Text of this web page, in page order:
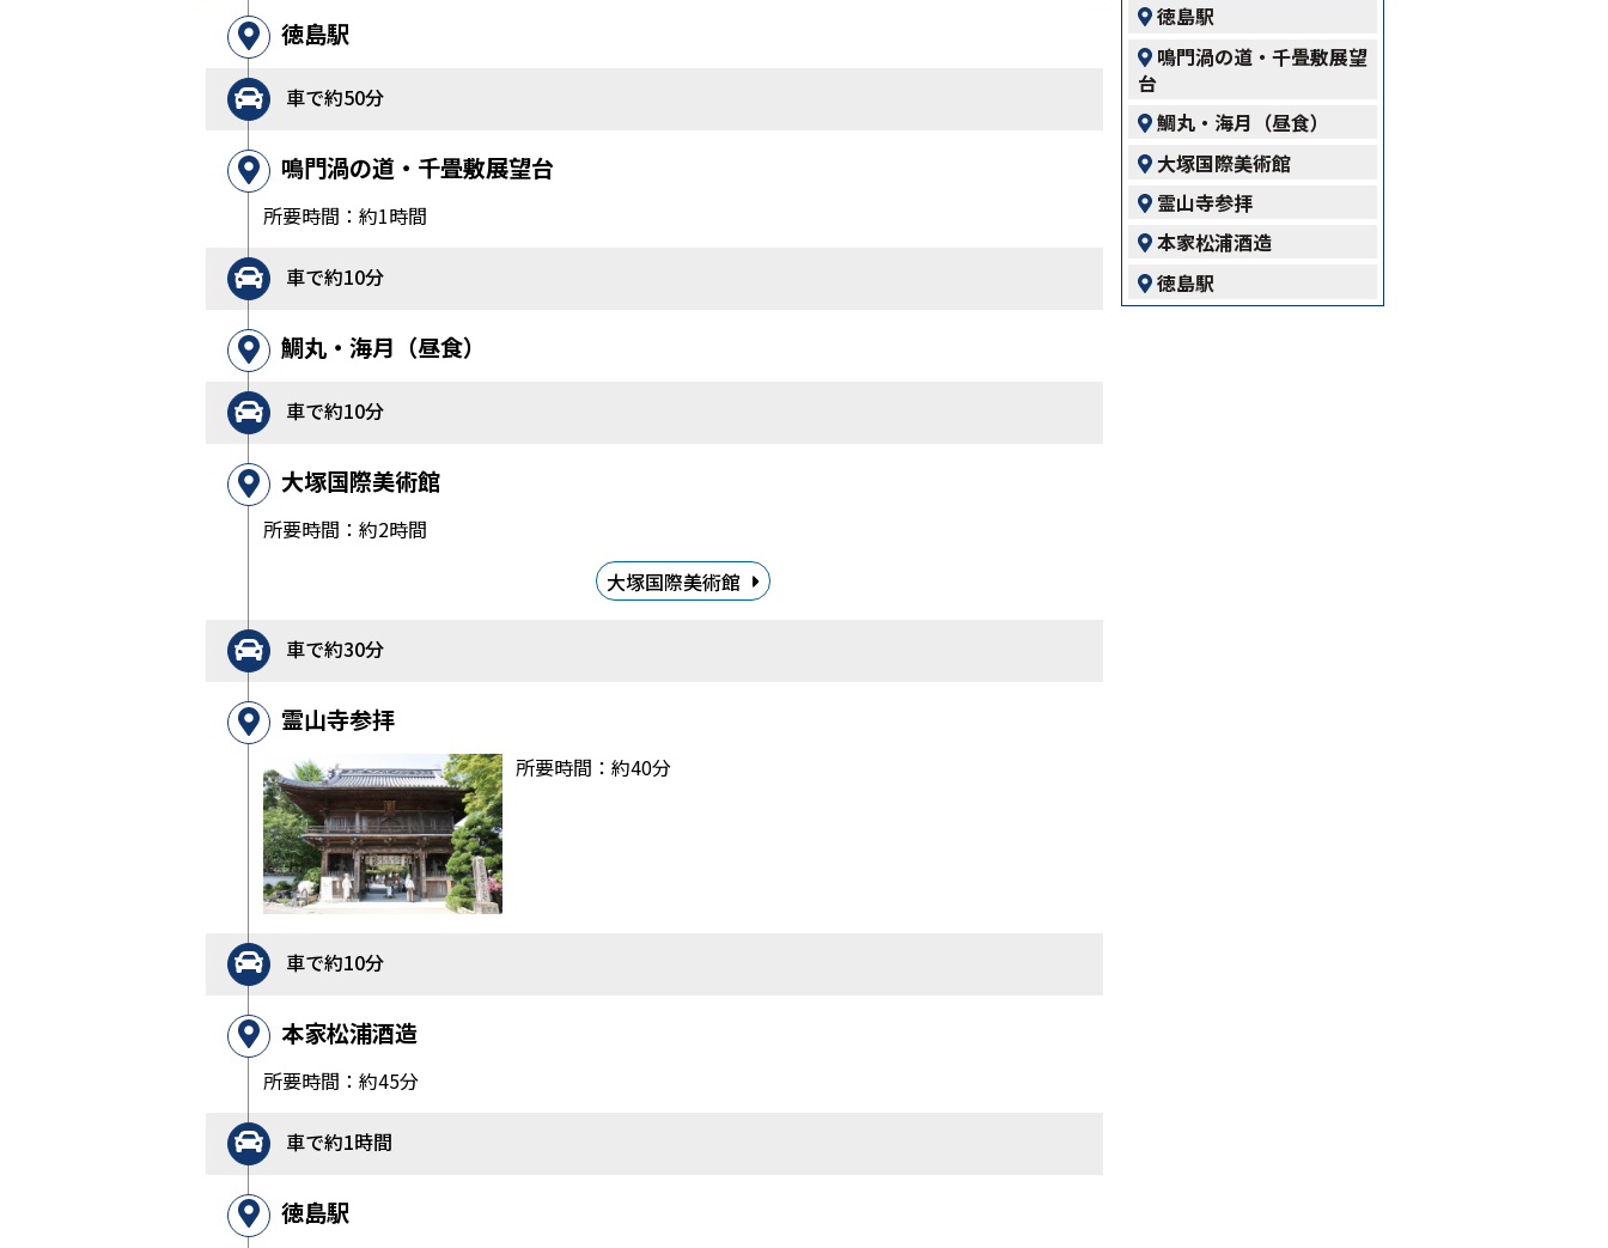
徳島駅
車で約50分
鳴門渦の道・千畳敷展望台
所要時間：約1時間
車で約10分
鯛丸・海月（昼食）
車で約10分
大塚国際美術館
所要時間：約2時間
大塚国際美術館
車で約30分
霊山寺参拝
所要時間：約40分
車で約10分
本家松浦酒造
所要時間：約45分
車で約1時間
徳島駅
徳島駅
鳴門渦の道・千畳敷展望
台
鯛丸・海月（昼食）
大塚国際美術館
霊山寺参拝
本家松浦酒造
徳島駅